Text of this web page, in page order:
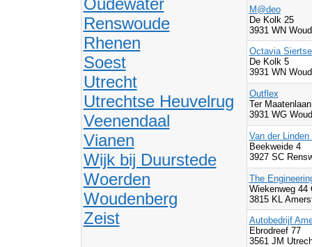
Oudewater
Renswoude
Rhenen
Soest
Utrecht
Utrechtse Heuvelrug
Veenendaal
Vianen
Wijk bij Duurstede
Woerden
Woudenberg
Zeist
M@deo
De Kolk 25
3931 WN
Octavia
De Kolk 5
3931 WN
Outflex
Ter
3931 WG
Van der
Beekweide 4
3927 SC
The
Wiekenweg 44
3815 KL
Autobedrijf
Ebrodreef 77
3561 JM